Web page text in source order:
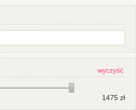
wyczyść
1475 zł